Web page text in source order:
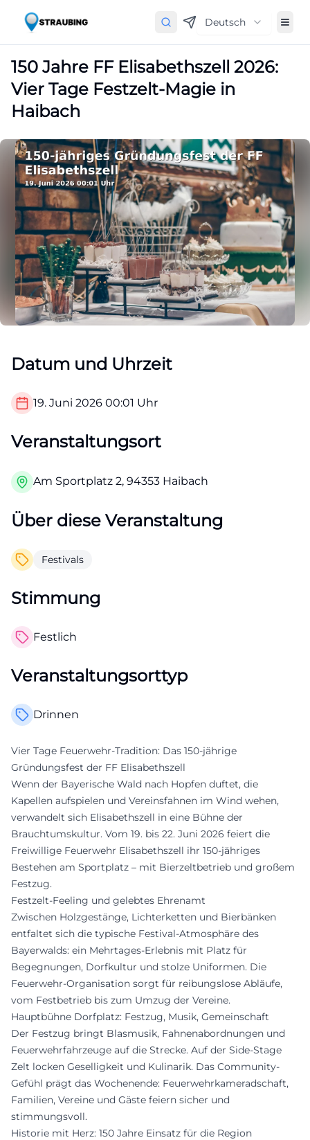
Deutsch
150 Jahre FF Elisabethszell 2026:
Vier Tage Festzelt-Magie in
Haibach
Datum und Uhrzeit
19. Juni 2026 00:01 Uhr
Veranstaltungsort
Am Sportplatz 2, 94353 Haibach
Über diese Veranstaltung
Festivals
Stimmung
Festlich
Veranstaltungsorttyp
Drinnen
Vier Tage Feuerwehr-Tradition: Das 150-jährige
Gründungsfest der FF Elisabethszell
Wenn der Bayerische Wald nach Hopfen duftet, die
Kapellen aufspielen und Vereinsfahnen im Wind wehen,
verwandelt sich Elisabethszell in eine Bühne der
Brauchtumskultur. Vom 19. bis 22. Juni 2026 feiert die
Freiwillige Feuerwehr Elisabethszell ihr 150-jähriges
Bestehen am Sportplatz – mit Bierzeltbetrieb und großem
Festzug.
Festzelt-Feeling und gelebtes Ehrenamt
Zwischen Holzgestänge, Lichterketten und Bierbänken
entfaltet sich die typische Festival-Atmosphäre des
Bayerwalds: ein Mehrtages-Erlebnis mit Platz für
Begegnungen, Dorfkultur und stolze Uniformen. Die
Feuerwehr-Organisation sorgt für reibungslose Abläufe,
vom Festbetrieb bis zum Umzug der Vereine.
Hauptbühne Dorfplatz: Festzug, Musik, Gemeinschaft
Der Festzug bringt Blasmusik, Fahnenabordnungen und
Feuerwehrfahrzeuge auf die Strecke. Auf der Side-Stage
Zelt locken Geselligkeit und Kulinarik. Das Community-
Gefühl prägt das Wochenende: Feuerwehrkameradschaft,
Familien, Vereine und Gäste feiern sicher und
stimmungsvoll.
Historie mit Herz: 150 Jahre Einsatz für die Region